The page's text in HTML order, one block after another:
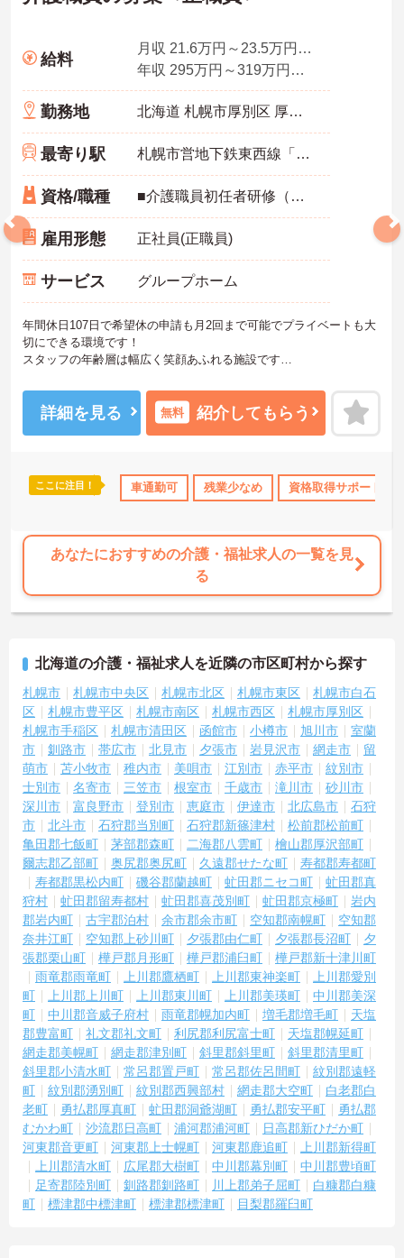
取得サポート 研修制度あり ボーナス・賞与あり 社会保険完備
給料
月収 21.6万円～23.5万円程度 諸手当・夜勤手当5回分含む
年収 295万円～319万円程度 諸手当込み
勤務地 北海道 札幌市厚別区 厚別東1条2‐1-1
最寄り駅 札幌市営地下鉄東西線「新さっぽろ駅」徒歩14分
資格/職種 ■介護職員初任者研修（ヘルパー2級）以上
雇用形態 正社員(正職員)
サービス グループホーム
年間休日107日で希望休の申請も月2回まで可能でプライベートも大
切にできる環境です！
スタッフの年齢層は幅広く笑顔あふれる施設です
たしますのでお気軽にご相談ください！
詳細を見る 無料 紹介してもらう
ここに注目！ 車通勤可 残業少なめ 資格取得サポート
あなたにおすすめの介護・福祉求人の一覧を見
る
北海道の介護・福祉求人を近隣の市区町村から探す
札幌市 札幌市中央区 札幌市北区 札幌市東区
札幌市白石
区
札幌市豊平区 札幌市南区 札幌市西区
札幌市厚別区
札幌市手稲区
札幌市清田区 函館市 小樽市 旭川市
室蘭
市
釧路市 帯広市 北見市 夕張市 岩見沢市 網走市
留
萌市
苫小牧市 稚内市 美唄市 江別市 赤平市
紋別市
士別市
名寄市 三笠市 根室市 千歳市 滝川市
砂川市
深川市
富良野市 登別市 恵庭市 伊達市 北広島市
石狩
市
北斗市 石狩郡当別町 石狩郡新篠津村
松前郡松前町
亀田郡七飯町
茅部郡森町 二海郡八雲町
檜山郡厚沢部町
爾志郡乙部町
奥尻郡奥尻町 久遠郡せたな町
寿都郡寿都町
寿都郡黒松内町
磯谷郡蘭越町 虻田郡ニセコ町
虻田郡真
狩村
虻田郡留寿都村 虻田郡喜茂別町 虻田郡京極町
岩内
郡岩内町
古宇郡泊村 余市郡余市町 空知郡南幌町
空知郡
奈井江町
空知郡上砂川町 夕張郡由仁町 夕張郡長沼町
夕
張郡栗山町
樺戸郡月形町 樺戸郡浦臼町
樺戸郡新十津川町
雨竜郡雨竜町
上川郡鷹栖町 上川郡東神楽町
上川郡愛別
町
上川郡上川町 上川郡東川町 上川郡美瑛町
中川郡美深
町
中川郡音威子府村 雨竜郡幌加内町 増毛郡増毛町
天塩
郡豊富町
礼文郡礼文町 利尻郡利尻富士町
天塩郡幌延町
網走郡美幌町
網走郡津別町 斜里郡斜里町
斜里郡清里町
斜里郡小清水町
常呂郡置戸町 常呂郡佐呂間町
紋別郡遠軽
町
紋別郡湧別町 紋別郡西興部村 網走郡大空町
白老郡白
老町
勇払郡厚真町 虻田郡洞爺湖町 勇払郡安平町
勇払郡
むかわ町
沙流郡日高町 浦河郡浦河町
日高郡新ひだか町
河東郡音更町
河東郡上士幌町 河東郡鹿追町
上川郡新得町
上川郡清水町
広尾郡大樹町 中川郡幕別町
中川郡豊頃町
足寄郡陸別町
釧路郡釧路町 川上郡弟子屈町
白糠郡白糠
町
標津郡中標津町 標津郡標津町 目梨郡羅臼町